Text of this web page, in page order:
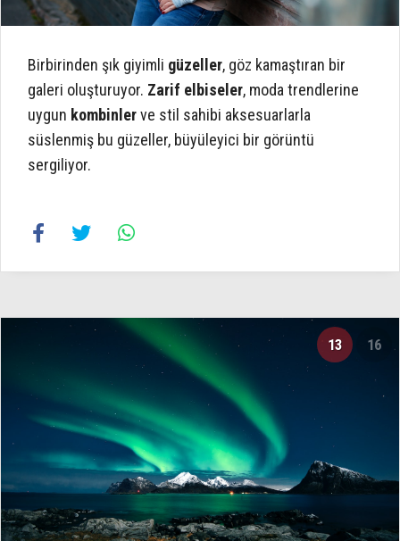
Birbirinden şık giyimli güzeller, göz kamaştıran bir
galeri oluşturuyor. Zarif elbiseler, moda trendlerine
uygun kombinlerve stil sahibi aksesuarlarla
süslenmiş bu güzeller, büyüleyici bir görüntü
sergiliyor.
13 16